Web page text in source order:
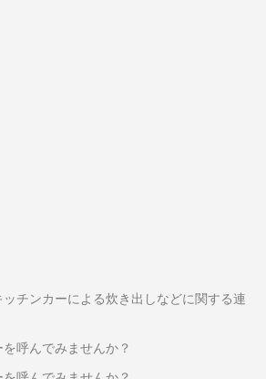
チンカーによる炊き出しなどに関する連
呼んでみませんか？